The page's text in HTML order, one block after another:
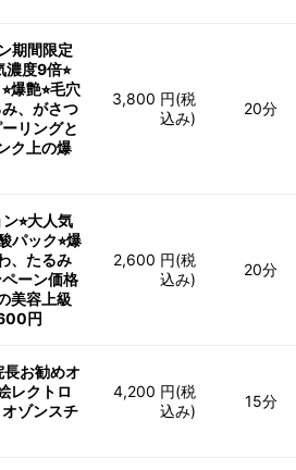
期間限定
度9倍⭐︎
爆艶⭐︎毛穴
、がさつ
リングと
ク上の爆
3,800 円(税
込み)
20分
⭐︎大人気
パック⭐︎爆
、たるみ
ーン価格
美容上級
円
2,600 円(税
込み)
20分
長お勧めオ
レクトロ
ゾンスチ
4,200 円(税
込み)
15分